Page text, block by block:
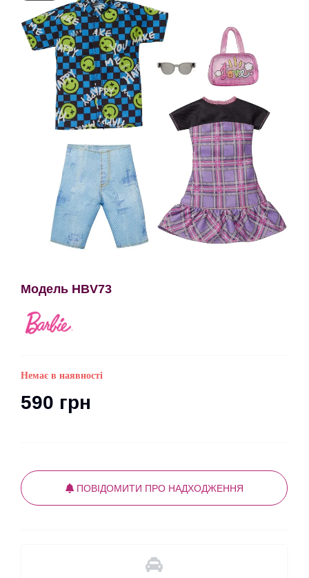
Модель HBV73
Немає в наявності
590 грн
ПОВІДОМИТИ ПРО НАДХОДЖЕННЯ